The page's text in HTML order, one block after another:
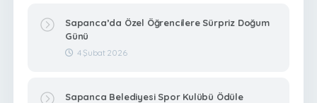
Sapanca’da Özel Öğrencilere Sürpriz Doğum
Günü
4 Şubat 2026
Sapanca Belediyesi Spor Kulübü Ödüle